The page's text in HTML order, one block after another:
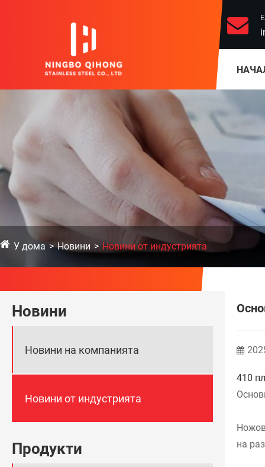
У дома Новини Новини от индустрията
Новини
Новини на компанията
Новини от индустрията
Продукти
410
на